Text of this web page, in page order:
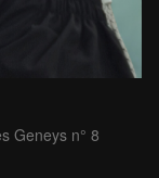
Geneys n° 8